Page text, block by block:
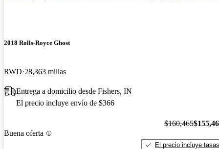
2018 Rolls-Royce Ghost
RWD 28,363 millas
Entrega a domicilio desde Fishers, IN
El precio incluye envío de $366
Buena oferta
$160,465
El precio incluye tasas